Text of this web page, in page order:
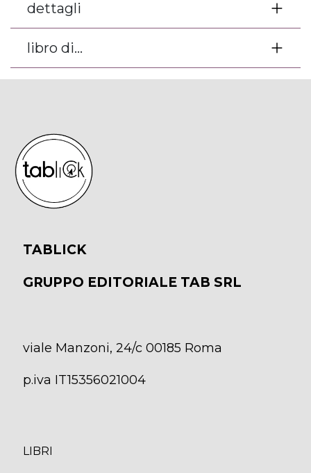
dettagli
libro di...
TABLICK
GRUPPO EDITORIALE TAB SRL
viale Manzoni, 24/c 00185 Roma
p.iva IT15356021004
LIBRI